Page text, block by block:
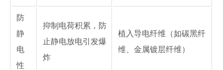
防
静
电
性
抑制电荷积累，防
止静电放电引发爆
炸
植入导电纤维（如碳黑纤
维、金属镀层纤维）